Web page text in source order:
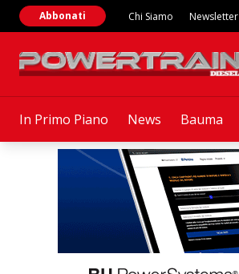
In Primo Piano News Bauma
Abbonati Chi Siamo Newsletter